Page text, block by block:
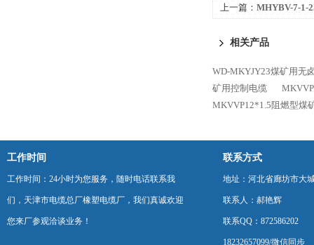
上一篇： MHYBV-7-1-
相关产品
WD-MKYJY23煤矿用无
矿用控制电缆
MKVVP12*1.5阻燃型煤
工作时间
工作时间：24小时为您服务，随时电话联系我
们，天津市电缆总厂橡塑电缆厂，我们真诚欢迎
您来厂参观洽谈业务！
联系方式
地址：河北省廊坊市大
联系人：郝艳辉
联系QQ：872586202
18232657099/微信同步